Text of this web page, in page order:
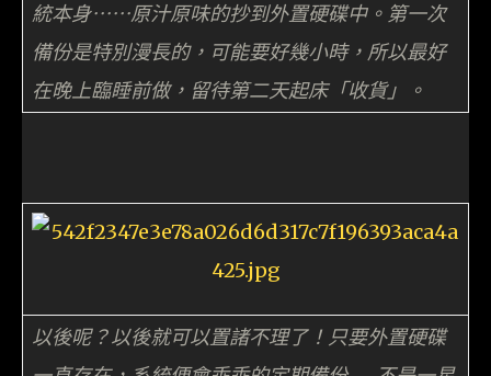
統本身⋯⋯原汁原味的抄到外置硬碟中。第一次
備份是特別漫長的，可能要好幾小時，所以最好
在晚上臨睡前做，留待第二天起床「收貨」。
以後呢？以後就可以置諸不理了！只要外置硬碟